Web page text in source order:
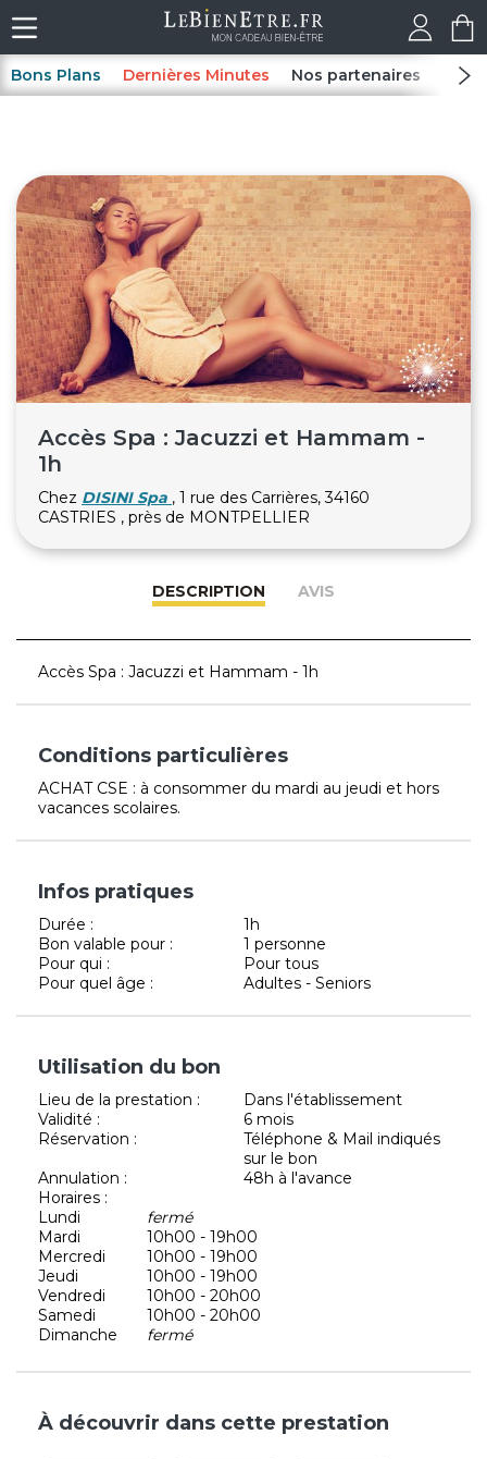
Bons Plans Dernières Minutes Nos partenaires Spas
Accès Spa : Jacuzzi et Hammam -
1h
Chez DISINI Spa , 1 rue des Carrières, 34160
CASTRIES , près de MONTPELLIER
DESCRIPTION AVIS
Accès Spa : Jacuzzi et Hammam - 1h
Conditions particulières
ACHAT CSE : à consommer du mardi au jeudi et hors
vacances scolaires.
Infos pratiques
Durée :
1h
Bon valable pour :
1 personne
Pour qui :
Pour tous
Pour quel âge :
Adultes - Seniors
Utilisation du bon
Lieu de la prestation :
Dans l'établissement
Validité :
6 mois
Réservation :
Téléphone & Mail indiqués
sur le bon
Annulation :
48h à l'avance
Horaires :
Lundi
fermé
Mardi
10h00 - 19h00
Mercredi
10h00 - 19h00
Jeudi
10h00 - 19h00
Vendredi
10h00 - 20h00
Samedi
10h00 - 20h00
Dimanche
fermé
À découvrir dans cette prestation